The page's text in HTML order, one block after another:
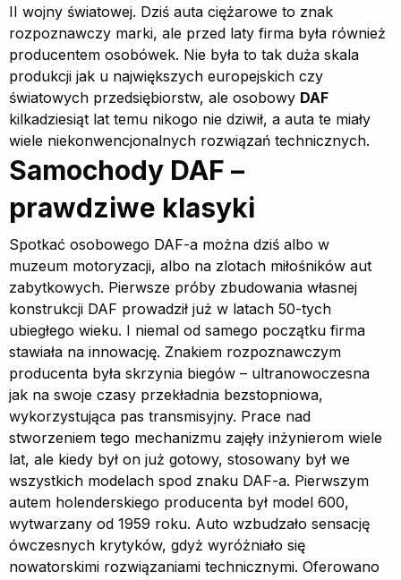
II wojny światowej. Dziś auta ciężarowe to znak
rozpoznawczy marki, ale przed laty firma była również
producentem osobówek. Nie była to tak duża skala
produkcji jak u największych europejskich czy
światowych przedsiębiorstw, ale osobowy DAF
kilkadziesiąt lat temu nikogo nie dziwił, a auta te miały
wiele niekonwencjonalnych rozwiązań technicznych.
Samochody DAF –
prawdziwe klasyki
Spotkać osobowego DAF-a można dziś albo w
muzeum motoryzacji, albo na zlotach miłośników aut
zabytkowych. Pierwsze próby zbudowania własnej
konstrukcji DAF prowadził już w latach 50-tych
ubiegłego wieku. I niemal od samego początku firma
stawiała na innowację. Znakiem rozpoznawczym
producenta była skrzynia biegów – ultranowoczesna
jak na swoje czasy przekładnia bezstopniowa,
wykorzystująca pas transmisyjny. Prace nad
stworzeniem tego mechanizmu zajęły inżynierom wiele
lat, ale kiedy był on już gotowy, stosowany był we
wszystkich modelach spod znaku DAF-a. Pierwszym
autem holenderskiego producenta był model 600,
wytwarzany od 1959 roku. Auto wzbudzało sensację
ówczesnych krytyków, gdyż wyróżniało się
nowatorskimi rozwiązaniami technicznymi. Oferowano